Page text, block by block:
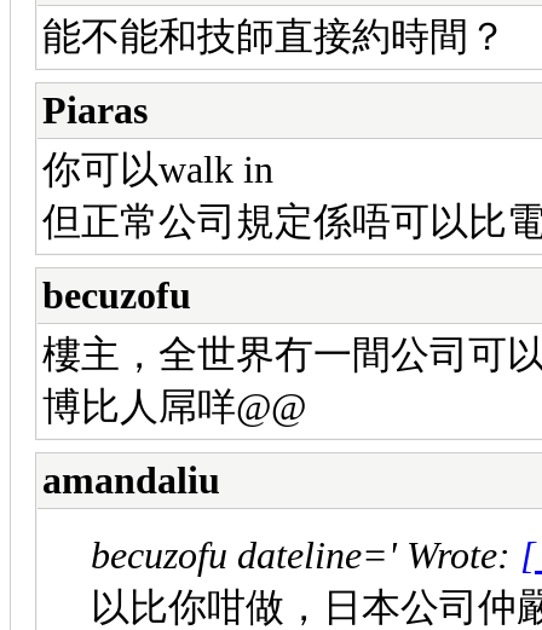
能不能和技師直接約時間？
Piaras
你可以walk in
但正常公司規定係唔可以比
becuzofu
樓主，全世界冇一間公司可
博比人屌咩@@
amandaliu
becuzofu dateline=' Wrote: [
以比你咁做，日本公司仲